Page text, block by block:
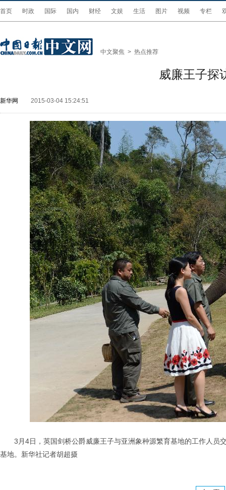
首页 时政 国际 国内 财经 文娱 生活 图片 视频 专栏
中文聚焦 > 热点推荐
威廉王子探
新华网 2015-03-04 15:24:51
3月4日，英国剑桥公爵威廉王子与亚洲象种源繁育基地的工作人
基地。新华社记者胡超摄